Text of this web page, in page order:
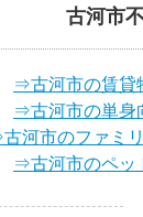
古河市
⇒古河市の賃貸
⇒古河市の単身
河市のファミ
⇒古河市のペッ